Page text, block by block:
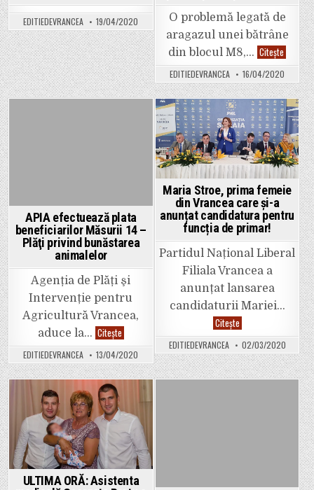
EDITIEDEVRANCEA 19/04/2020
O problemă legată de
aragazul unei bătrâne
din blocul M8,… Citește STRIGĂT
DE
AJUTOR!
20
de
familii
din
Focșani
au
rămas
fără
gaze
de
”Facem
Paștele
la
pentru
că
profită
pe
timp
criză!”
EDITIEDEVRANCEA 16/04/2020
APIA efectuează plata
beneficiarilor Măsurii 14 –
Plăţi privind bunăstarea
animalelor
Agenția de Plăți şi
Intervenție pentru
Agricultură Vrancea,
aduce la… CiteșteAPIA
efectuează
plata
beneficiarilor
Măsurii
14
privind
bunăstarea
animalelor
EDITIEDEVRANCEA 13/04/2020
Posted
in
Maria Stroe, prima femeie
din Vrancea care și-a
anunțat candidatura pentru
funcția de primar!
Partidul Național Liberal
Filiala Vrancea a
anunțat lansarea
candidaturii Mariei…
CiteșteMaria
Stroe,
prima
femeie
din
Vrancea
care
EDITIEDEVRANCEA 02/03/2020
Posted
in
ULTIMA ORĂ: Asistenta